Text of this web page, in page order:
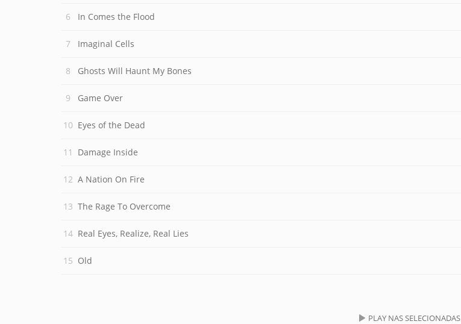
In Comes the Flood
Imaginal Cells
Ghosts Will Haunt My Bones
Game Over
Eyes of the Dead
Damage Inside
A Nation On Fire
The Rage To Overcome
Real Eyes, Realize, Real Lies
Old
PLAY NAS SELECIONADAS